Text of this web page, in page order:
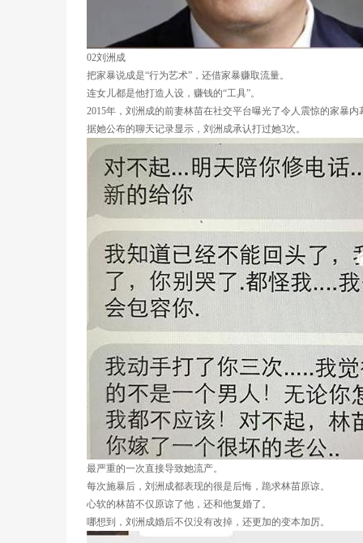
02刘洲成
把家暴说成是“行为艺术”，还借家暴赚取流量。
连女儿都是他打造人设，赚钱的“工具”。
2015年，刘洲成的前妻林苗在社交平台曝光了令人震惊的家暴内
据她公布的聊天记录显示，刘洲成承认打过她3次。
最严重的一次直接导致她流产。
每次施暴后，刘洲成都表现的很是后悔，跪求林苗原谅。
心软的林苗不仅原谅了他，还和他复婚了。
哪想到，刘洲成婚后不仅没有改掉，还更加的变本加厉。